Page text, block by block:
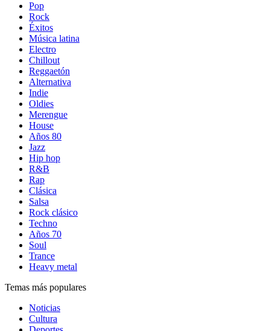
Pop
Rock
Éxitos
Música latina
Electro
Chillout
Reggaetón
Alternativa
Indie
Oldies
Merengue
House
Años 80
Jazz
Hip hop
R&B
Rap
Clásica
Salsa
Rock clásico
Techno
Años 70
Soul
Trance
Heavy metal
Temas más populares
Noticias
Cultura